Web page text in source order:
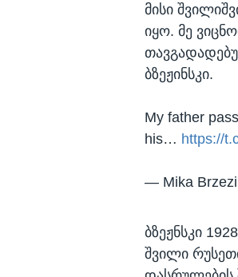
მისი
იყო. მე
ბზეჟინსკი.
My father
his… https://
— Mika
ბზეჟნსკი
შვილი